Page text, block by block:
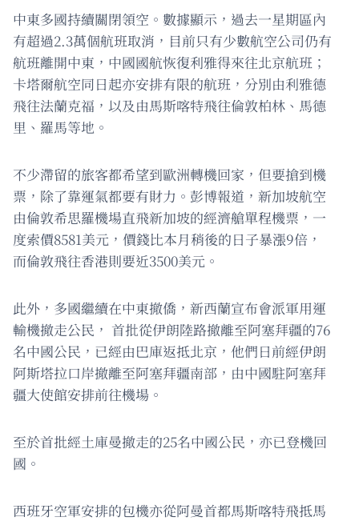
中東多國持續關閉領空。數據顯示，過去一星期區內
有超過2.3萬個航班取消，目前只有少數航空公司仍有
航班離開中東，中國國航恢復利雅得來往北京航班；
卡塔爾航空同日起亦安排有限的航班，分別由利雅德
飛往法蘭克福，以及由馬斯喀特飛往倫敦柏林、馬德
里、羅馬等地。
不少滯留的旅客都希望到歐洲轉機回家，但要搶到機
票，除了靠運氣都要有財力。彭博報道，新加坡航空
由倫敦希思羅機場直飛新加坡的經濟艙單程機票，一
度索價8581美元，價錢比本月稍後的日子暴漲9倍，
而倫敦飛往香港則要近3500美元。
此外，多國繼續在中東撤僑，新西蘭宣布會派軍用運
輸機撤走公民， 首批從伊朗陸路撤離至阿塞拜疆的76
名中國公民，已經由巴庫返抵北京，他們日前經伊朗
阿斯塔拉口岸撤離至阿塞拜疆南部，由中國駐阿塞拜
疆大使館安排前往機場。
至於首批經土庫曼撤走的25名中國公民，亦已登機回
國。
西班牙空軍安排的包機亦從阿曼首都馬斯喀特飛抵馬